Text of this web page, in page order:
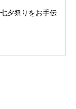
夕祭りをお手伝